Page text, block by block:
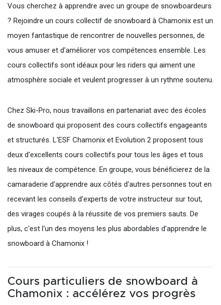
Vous cherchez à apprendre avec un groupe de snowboardeurs
? Rejoindre un cours collectif de snowboard à Chamonix est un
moyen fantastique de rencontrer de nouvelles personnes, de
vous amuser et d'améliorer vos compétences ensemble. Les
cours collectifs sont idéaux pour les riders qui aiment une
atmosphère sociale et veulent progresser à un rythme soutenu.
Chez Ski-Pro, nous travaillons en partenariat avec des écoles
de snowboard qui proposent des cours collectifs engageants
et structurés. L'ESF Chamonix et Evolution 2 proposent tous
deux d'excellents cours collectifs pour tous les âges et tous
les niveaux de compétence. En groupe, vous bénéficierez de la
camaraderie d'apprendre aux côtés d'autres personnes tout en
recevant les conseils d'experts de votre instructeur sur tout,
des virages coupés à la réussite de vos premiers sauts. De
plus, c'est l'un des moyens les plus abordables d'apprendre le
snowboard à Chamonix !
Cours particuliers de snowboard à
Chamonix : accélérez vos progrès